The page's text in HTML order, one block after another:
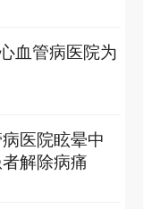
血管病医院为
医院眩晕中
解除病痛